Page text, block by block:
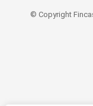
© Copyright